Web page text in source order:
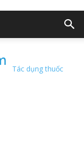
Tác dụng thuốc